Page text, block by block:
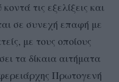
τις εξελίξεις και
σε συνεχή επαφή με
με τους οποίους
τα δίκαια αιτήματα
Πρωτογενή